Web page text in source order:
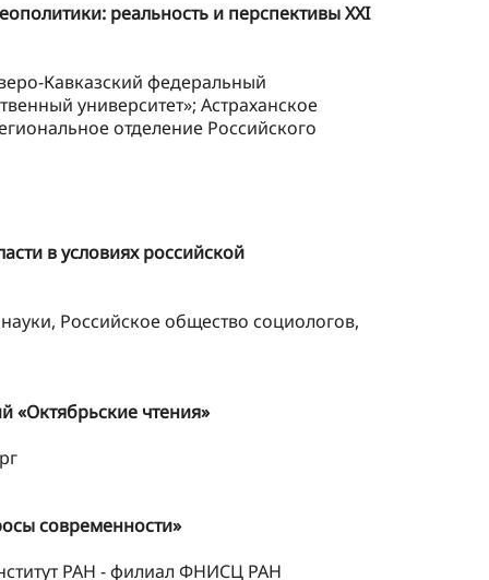
реальность и перспективы XXI
Кавказский федеральный
университет»; Астраханское
отделение Российского
в условиях российской
Российское общество социологов,
«Октябрьские чтения»
современности»
РАН - филиал ФНИСЦ РАН